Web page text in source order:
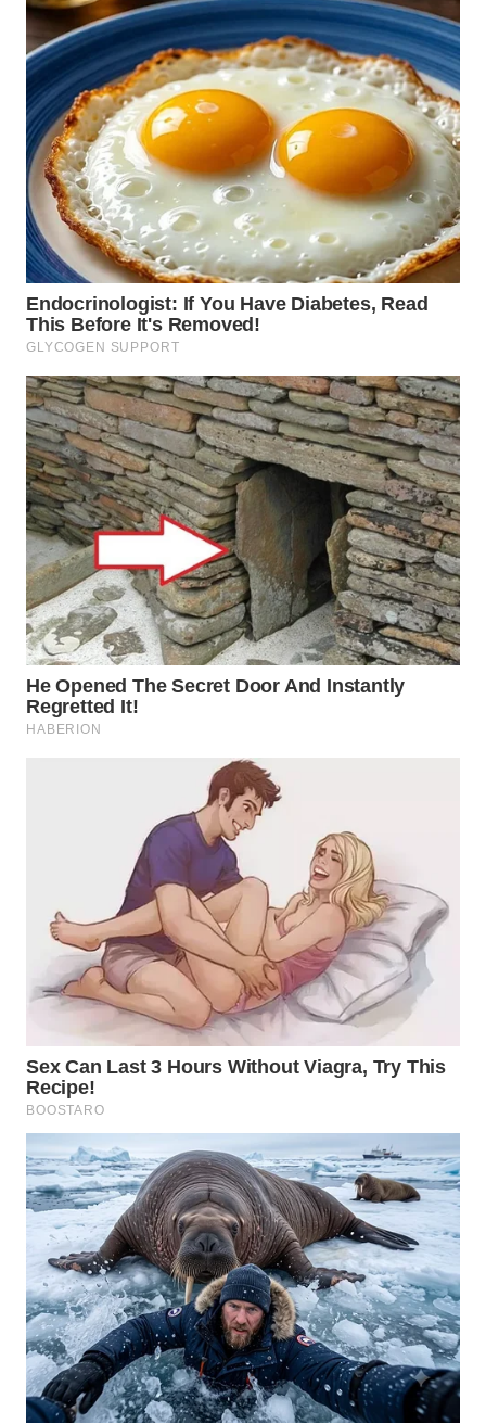
TAPANULI
TENGAH
WN DELI
SERDANG
WN
TEBING
TINGGI
WN
PAKPAK
WN
KARAWANG
WN
BEKASI
WN
BOGOR
WN
DEPOK
WN
TAPANULI
UTARA
WN
SUMEDANG
WN
CIANJUR
KEPULAUAN
SERIBU
WN
TANGERANG
WN
BINJAI
WN
CIREBON